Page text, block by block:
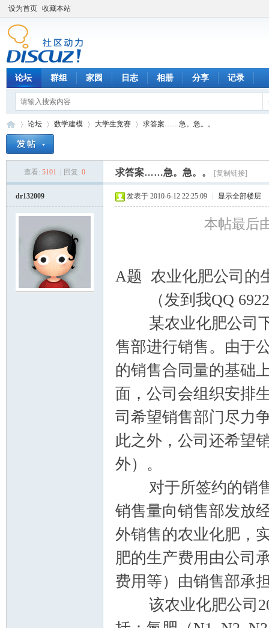
设为首页 收藏本站
论坛 群组 家园 日志 相册 分享 记录
论坛
›
数学建模
›
大学生竞赛
›
求答案……急。急。。
查看: 5101 回复: 0 求答案……急。急。。 [复制链接]
dr132009 发表于 2010-6-12 22:25:09 显示全部楼层
本帖最后
A题 农业化肥公司的
（发到我QQ
某农业化肥公司下
售部进行销售。由于
的销售合同量的基础
面，公司会组织安排
司希望销售部门尽力
此之外，公司还希望
外）。
对于所签约的销售
销售量向销售部发放
外销售的农业化肥，
肥的生产费用由公司
费用等）由销售部承
该农业化肥公司